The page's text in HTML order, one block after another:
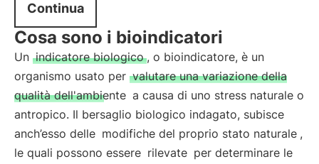
Continua
Cosa sono i bioindicatori
Un indicatore biologico , o bioindicatore, è un
organismo usato per valutare una variazione della
qualità dell'ambiente a causa di uno stress naturale o
antropico. Il bersaglio biologico indagato, subisce
anch’esso delle modifiche del proprio stato naturale ,
le quali possono essere rilevate per determinare le